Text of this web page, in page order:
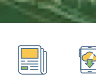
洲
果，並持
場，農業
案，內
銷的一系